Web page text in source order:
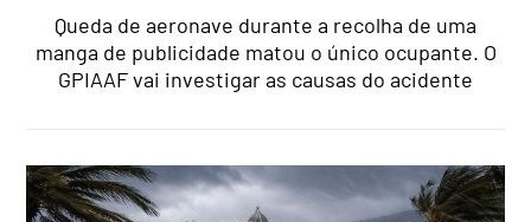
Queda de aeronave durante a recolha de uma
manga de publicidade matou o único ocupante. O
GPIAAF vai investigar as causas do acidente